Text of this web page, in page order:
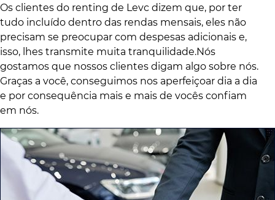
Os clientes do renting de Levc dizem que, por ter
tudo incluído dentro das rendas mensais, eles não
precisam se preocupar com despesas adicionais e,
isso, lhes transmite muita tranquilidade.Nós
gostamos que nossos clientes digam algo sobre nós.
Graças a você, conseguimos nos aperfeiçoar dia a dia
e por consequência mais e mais de vocês confiam
em nós.